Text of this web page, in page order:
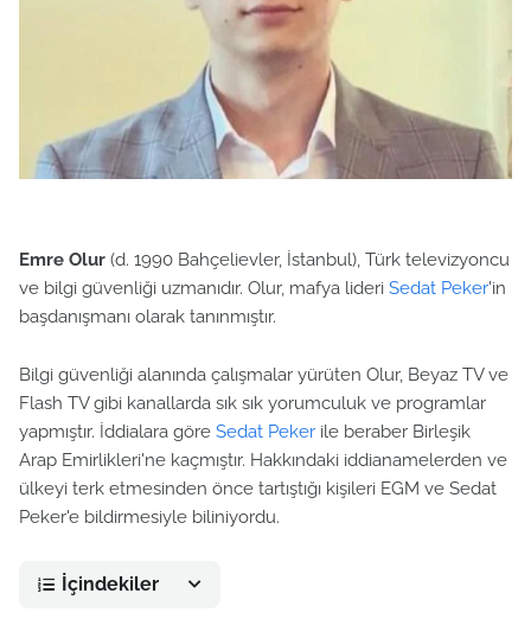
Emre Olur (d. 1990 Bahçelievler, İstanbul), Türk televizyoncu
ve bilgi güvenliği uzmanıdır. Olur, mafya lideri Sedat Peker'in
başdanışmanı olarak tanınmıştır.
Bilgi güvenliği alanında çalışmalar yürüten Olur, Beyaz TV ve
Flash TV gibi kanallarda sık sık yorumculuk ve programlar
yapmıştır. İddialara göre Sedat Peker ile beraber Birleşik
Arap Emirlikleri'ne kaçmıştır. Hakkındaki iddianamelerden ve
ülkeyi terk etmesinden önce tartıştığı kişileri EGM ve Sedat
Peker'e bildirmesiyle biliniyordu.
İçindekiler